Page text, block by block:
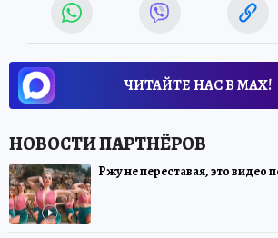
ЧИТАЙТЕ НАС В МАХ!
Ржу не переставая, это видео